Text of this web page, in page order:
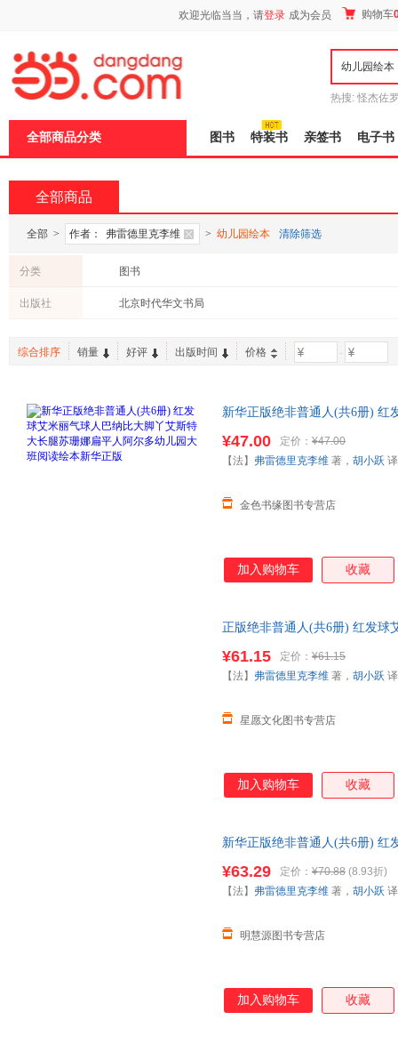
欢迎光临当当，请登录 成为会员 购物车
热搜: 怪杰佐
全部商品分类 图书 特装书 亲签书 电子书
全部商品
全部 > 作者： 弗雷德里克李维 > 幼儿园绘本 清除筛选
分类 图书
出版社 北京时代华文书局
综合排序 销量 好评 出版时间 价格 -
新华正版绝非普通人(共6册) 红
¥47.00 定价： ¥47.00
金色书缘图书专营店
【法】 弗雷德里克李维 著， 胡小跃 译
加入购物车 收藏
正版绝非普通人(共6册) 红发球
线小当当客服
¥61.15 定价： ¥61.15
星愿文化图书专营店
【法】 弗雷德里克李维 著， 胡小跃 译
加入购物车 收藏
新华正版绝非普通人(共6册) 红
¥63.29 定价： ¥70.88 (8.93折)
明慧源图书专营店
【法】 弗雷德里克李维 著， 胡小跃 译
加入购物车 收藏
页
加